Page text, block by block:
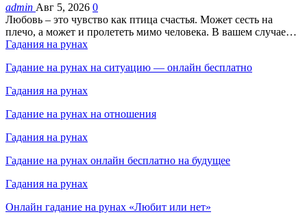
admin Авг 5, 2026 0
Любовь – это чувство как птица счастья. Может сесть на
плечо, а может и пролететь мимо человека. В вашем случае…
Гадания на рунах
Гадание на рунах на ситуацию — онлайн бесплатно
Гадания на рунах
Гадание на рунах на отношения
Гадания на рунах
Гадание на рунах онлайн бесплатно на будущее
Гадания на рунах
Онлайн гадание на рунах «Любит или нет»